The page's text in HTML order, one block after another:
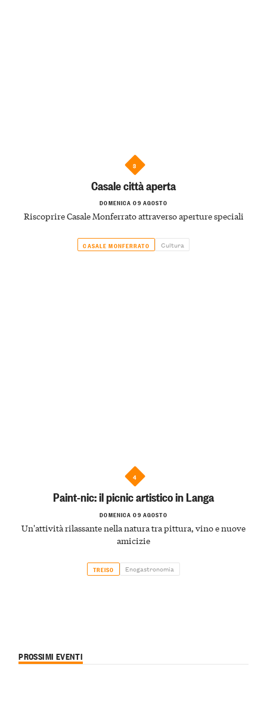
3
Casale città aperta
DOMENICA 09 AGOSTO
Riscoprire Casale Monferrato attraverso aperture speciali
CASALE MONFERRATO Cultura
4
Paint-nic: il picnic artistico in Langa
DOMENICA 09 AGOSTO
Un'attività rilassante nella natura tra pittura, vino e nuove
amicizie
TREISO Enogastronomia
PROSSIMI EVENTI